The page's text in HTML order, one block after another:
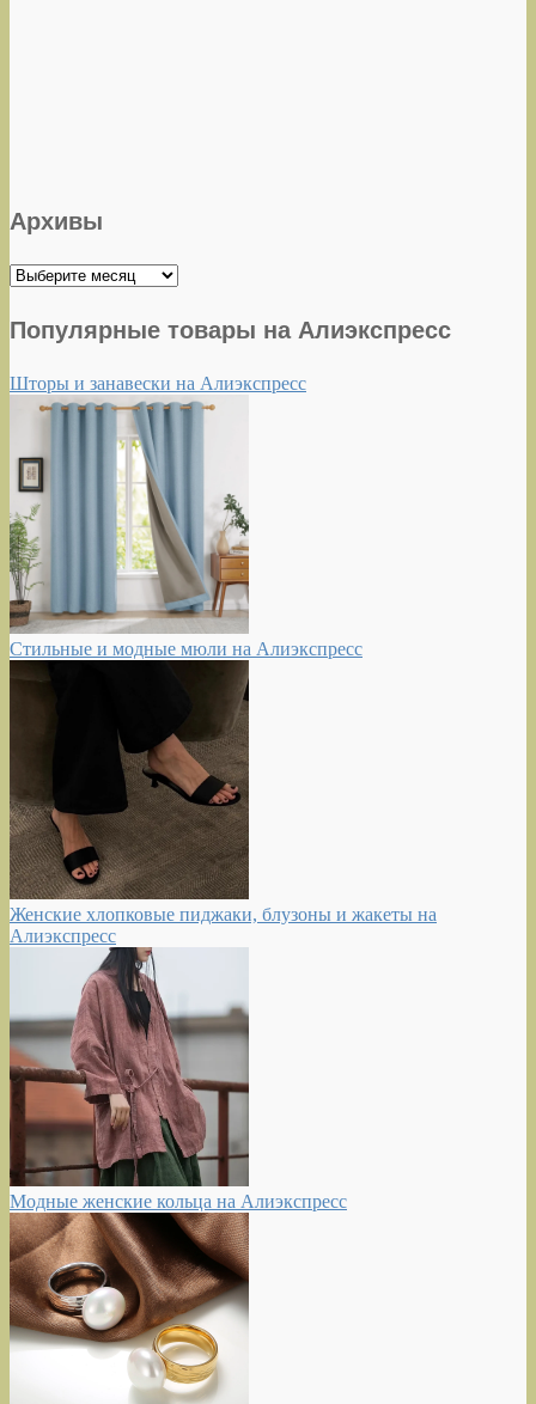
Архивы
Архивы
Популярные товары на Алиэкспресс
Шторы и занавески на Алиэкспресс
Стильные и модные мюли на Алиэкспресс
Женские хлопковые пиджаки, блузоны и жакеты на
Алиэкспресс
Модные женские кольца на Алиэкспресс